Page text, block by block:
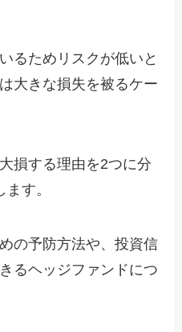
るためリスクが低いと
大きな損失を被るケー
損する理由を2つに分
す。
の予防方法や、投資信
るヘッジファンドにつ